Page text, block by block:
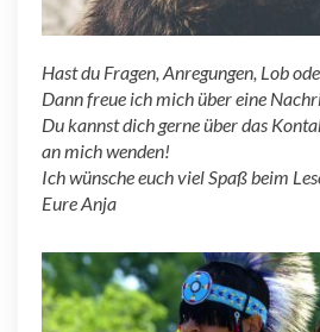
Hast du Fragen, Anregungen, Lob
Dann freue ich mich über eine
Du kannst dich gerne über das
an mich wenden!
Ich wünsche euch viel Spaß beim
Eure Anja